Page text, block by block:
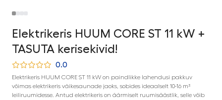
Elektrikeris HUUM CORE ST 11 kW +
TASUTA kerisekivid!
0.0
Elektrikeris HUUM CORE ST 11 kW on paindlikke lahendusi pakkuv
võimas elektrikeris väikesaunade jaoks, sobides ideaalselt 10-16 m³
leiliruumidesse. Antud elektrikeris on äärmiselt ruumisäästlik, selle võib